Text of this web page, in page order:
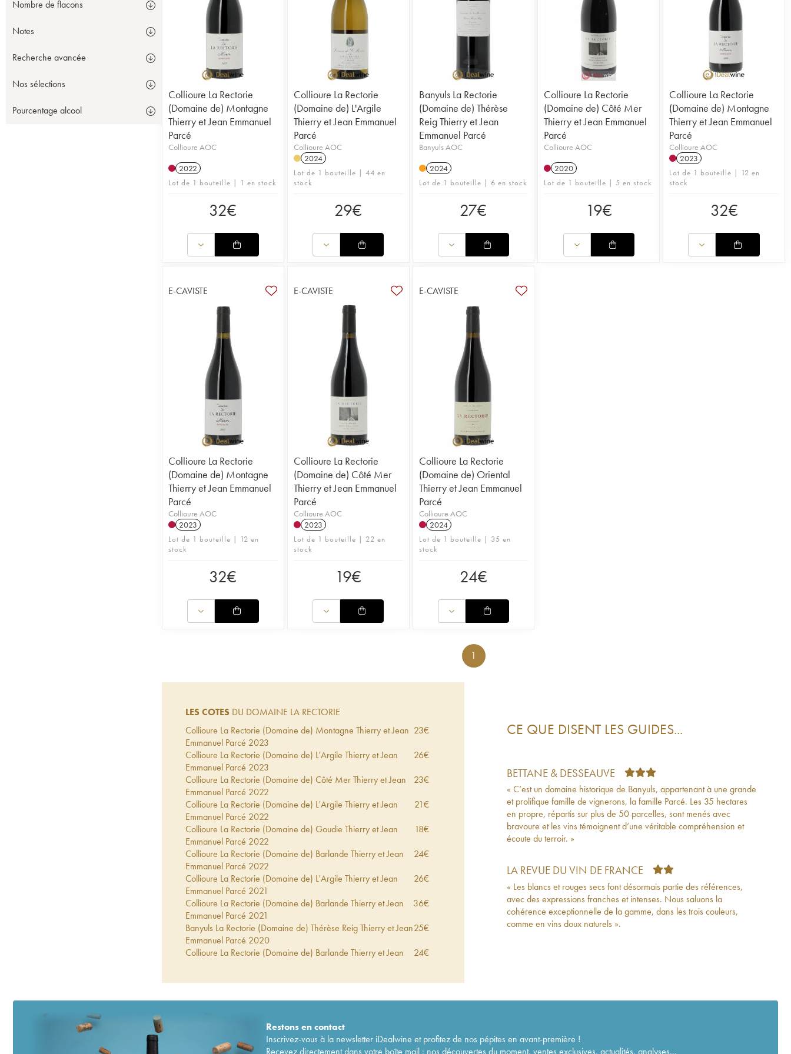
Nombre de flacons
Notes
Recherche avancée
Nos sélections
Pourcentage alcool
Lire l'article du blog sur le domaine La Rectorie
Lire l'article du blog sur le domaine La Rectorie
Collioure La Rectorie
(Domaine de) Montagne
Thierry et Jean Emmanuel
Parcé
Collioure AOC
2022
Lot de 1 bouteille | 1 en stock
32€
Collioure La Rectorie
(Domaine de) L'Argile
Thierry et Jean Emmanuel
Parcé
Collioure AOC
2024
Lot de 1 bouteille | 44 en
stock
29€
Banyuls La Rectorie
(Domaine de) Thérèse
Reig Thierry et Jean
Emmanuel Parcé
Banyuls AOC
2024
Lot de 1 bouteille | 6 en stock
27€
Collioure La Rectorie
(Domaine de) Côté Mer
Thierry et Jean Emmanuel
Parcé
Collioure AOC
2020
Lot de 1 bouteille | 5 en stock
19€
Collioure La Rectorie
(Domaine de) Montagne
Thierry et Jean Emmanuel
Parcé
Collioure AOC
2023
Lot de 1 bouteille | 12 en
stock
32€
E-CAVISTE
Collioure La Rectorie
(Domaine de) Montagne
Thierry et Jean Emmanuel
Parcé
Collioure AOC
2023
Lot de 1 bouteille | 12 en
stock
32€
E-CAVISTE
Collioure La Rectorie
(Domaine de) Côté Mer
Thierry et Jean Emmanuel
Parcé
Collioure AOC
2023
Lot de 1 bouteille | 22 en
stock
19€
E-CAVISTE
Collioure La Rectorie
(Domaine de) Oriental
Thierry et Jean Emmanuel
Parcé
Collioure AOC
2024
Lot de 1 bouteille | 35 en
stock
24€
1
LES COTES DU DOMAINE LA RECTORIE
Collioure La Rectorie (Domaine de) Montagne Thierry et Jean
Emmanuel Parcé 2023
23€
Collioure La Rectorie (Domaine de) L'Argile Thierry et Jean
Emmanuel Parcé 2023
26€
Collioure La Rectorie (Domaine de) Côté Mer Thierry et Jean
Emmanuel Parcé 2022
23€
Collioure La Rectorie (Domaine de) L'Argile Thierry et Jean
Emmanuel Parcé 2022
21€
Collioure La Rectorie (Domaine de) Goudie Thierry et Jean
Emmanuel Parcé 2022
18€
Collioure La Rectorie (Domaine de) Barlande Thierry et Jean
Emmanuel Parcé 2022
24€
Collioure La Rectorie (Domaine de) L'Argile Thierry et Jean
Emmanuel Parcé 2021
26€
Collioure La Rectorie (Domaine de) Barlande Thierry et Jean
Emmanuel Parcé 2021
36€
Banyuls La Rectorie (Domaine de) Thérèse Reig Thierry et Jean
Emmanuel Parcé 2020
25€
Collioure La Rectorie (Domaine de) Barlande Thierry et Jean
24€
Collioure La Rectorie (Domaine de) L'Argile Thierry et Jean
20€
Collioure La Rectorie (Domaine de) Oriental Thierry et Jean
Emmanuel Parcé
2019
Banyuls La Rectorie (Domaine de) Léon Parcé Thierry et Jean 18€
CE QUE DISENT LES GUIDES...
BETTANE & DESSEAUVE
« C’est un domaine historique de Banyuls, appartenant à une grande
et prolifique famille de vignerons, la famille Parcé. Les 35 hectares
en propre, répartis sur plus de 50 parcelles, sont menés avec
bravoure et les vins témoignent d’une véritable compréhension et
écoute du terroir. »
LA REVUE DU VIN DE FRANCE
« Les blancs et rouges secs font désormais partie des références,
avec des expressions franches et intenses. Nous saluons la
cohérence exceptionnelle de la gamme, dans les trois couleurs,
comme en vins doux naturels ».
Restons encontact
Inscrivez-vous à la newsletter iDealwine et profitez de nos pépites en avant-première !
Recevez directement dans votre boîte mail : nos découvertes du moment, ventes exclusives, actualités, analyses...